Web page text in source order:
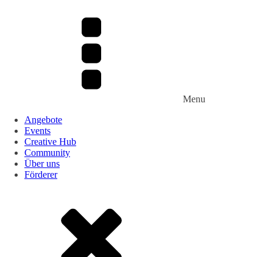
Menu
Angebote
Events
Creative Hub
Community
Über uns
Förderer